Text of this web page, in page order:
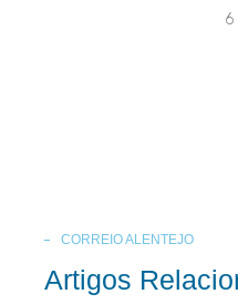
6
CORREIO ALENTEJO
Artigos